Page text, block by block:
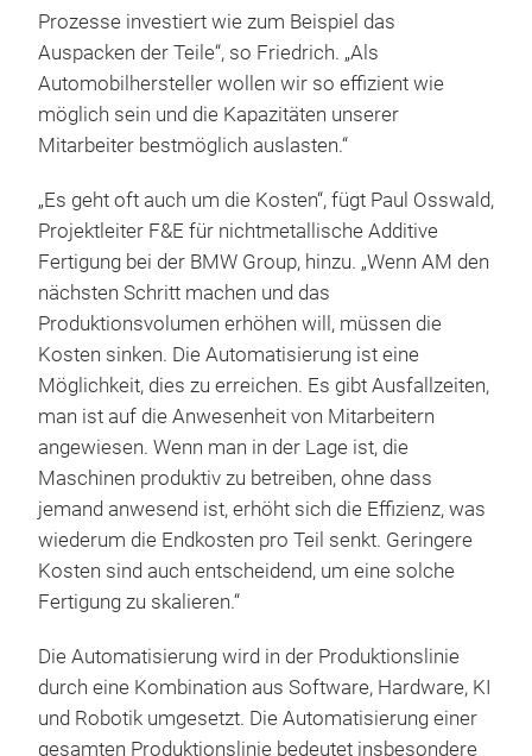
Prozesse investiert wie zum Beispiel das
Auspacken der Teile“, so Friedrich. „Als
Automobilhersteller wollen wir so effizient wie
möglich sein und die Kapazitäten unserer
Mitarbeiter bestmöglich auslasten.“
„Es geht oft auch um die Kosten“, fügt Paul Osswald,
Projektleiter F&E für nichtmetallische Additive
Fertigung bei der BMW Group, hinzu. „Wenn AM den
nächsten Schritt machen und das
Produktionsvolumen erhöhen will, müssen die
Kosten sinken. Die Automatisierung ist eine
Möglichkeit, dies zu erreichen. Es gibt Ausfallzeiten,
man ist auf die Anwesenheit von Mitarbeitern
angewiesen. Wenn man in der Lage ist, die
Maschinen produktiv zu betreiben, ohne dass
jemand anwesend ist, erhöht sich die Effizienz, was
wiederum die Endkosten pro Teil senkt. Geringere
Kosten sind auch entscheidend, um eine solche
Fertigung zu skalieren.“
Die Automatisierung wird in der Produktionslinie
durch eine Kombination aus Software, Hardware, KI
und Robotik umgesetzt. Die Automatisierung einer
gesamten Produktionslinie bedeutet insbesondere